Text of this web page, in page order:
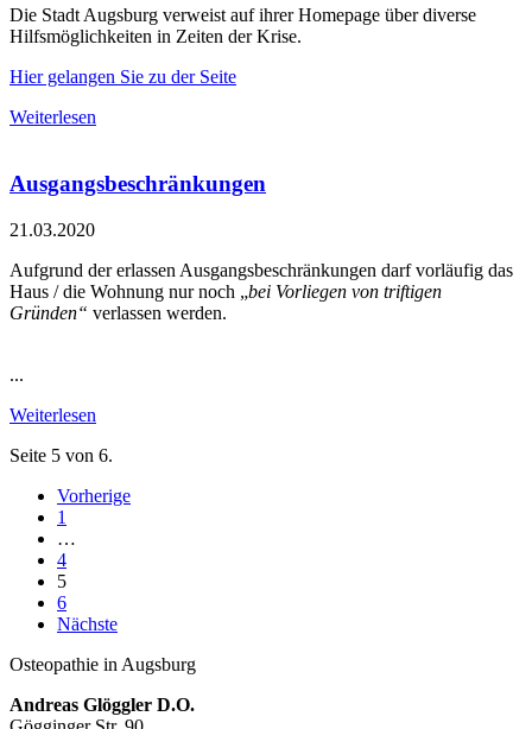
Die Stadt Augsburg verweist auf ihrer Homepage über diverse
Hilfsmöglichkeiten in Zeiten der Krise.
Hier gelangen Sie zu der Seite
Weiterlesen
Ausgangsbeschränkungen
21.03.2020
Aufgrund der erlassen Ausgangsbeschränkungen darf vorläufig das
Haus / die Wohnung nur noch „bei Vorliegen von triftigen
Gründen“ verlassen werden.
...
Weiterlesen
Seite 5 von 6.
Vorherige
1
…
4
5
6
Nächste
Osteopathie in Augsburg
Andreas Glöggler D.O.